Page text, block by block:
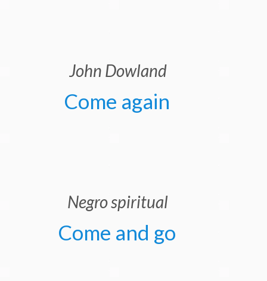
John Dowland
Come again
Negro spiritual
Come and go